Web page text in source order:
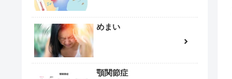
めまい
顎関節症